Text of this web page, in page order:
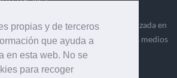
propias y de terceros
que ayuda a
en esta web. No se
para recoger
es una empresa editora especializada en
gráfica que engloba diversos medios
en el mercado gráfico, la
envasado.